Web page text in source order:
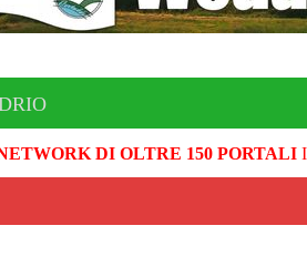
DI OLTRE 150 PORTALI